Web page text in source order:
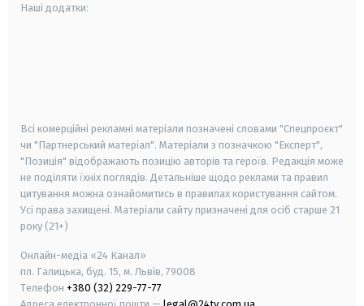
Наші додатки:
Всі комерційні рекламні матеріали позначені словами "Спецпроєкт"
чи "Партнерський матеріал". Матеріали з позначкою "Експерт",
"Позиція" відображають позицію авторів та героїв. Редакція може
не поділяти їхніх поглядів. Детальніше щодо реклами та правил
цитування можна ознайомитись в правилах користування сайтом.
Усі права захищені. Матеріали сайту призначені для осіб старше 21
року (21+)
Онлайн-медіа «24 Канал»
пл. Галицька, буд. 15, м. Львів, 79008
Телефон +380 (32) 229-77-77